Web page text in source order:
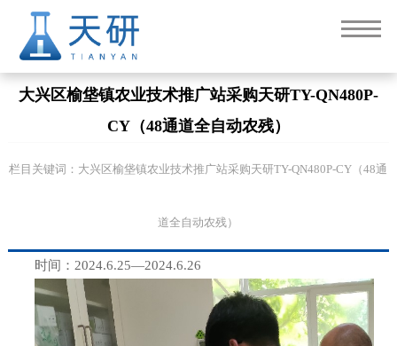
大兴区榆垡镇农业技术推广站采购天研TY-QN480P-
CY（48通道全自动农残）
栏目关键词：大兴区榆垡镇农业技术推广站采购天研TY-QN480P-CY（48通
道全自动农残）
时间：2024.6.25—2024.6.26